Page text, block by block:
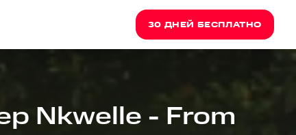
30 ДНЕЙ БЕСПЛАТНО
Nkwelle - From